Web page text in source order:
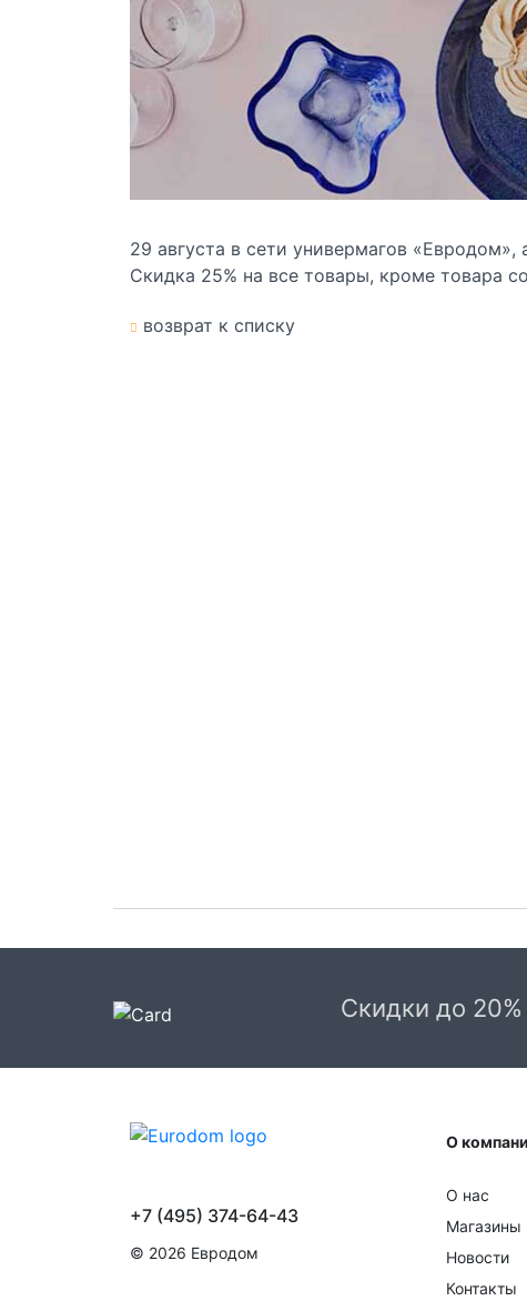
29 августа в сети универмагов
Скидка 25% на все товары, кроме товара
возврат к списку
Скидки до 20%
О
О нас
Магазины
Новости
Контакты
+7 (495) 374-64-43
© 2026 Евродом